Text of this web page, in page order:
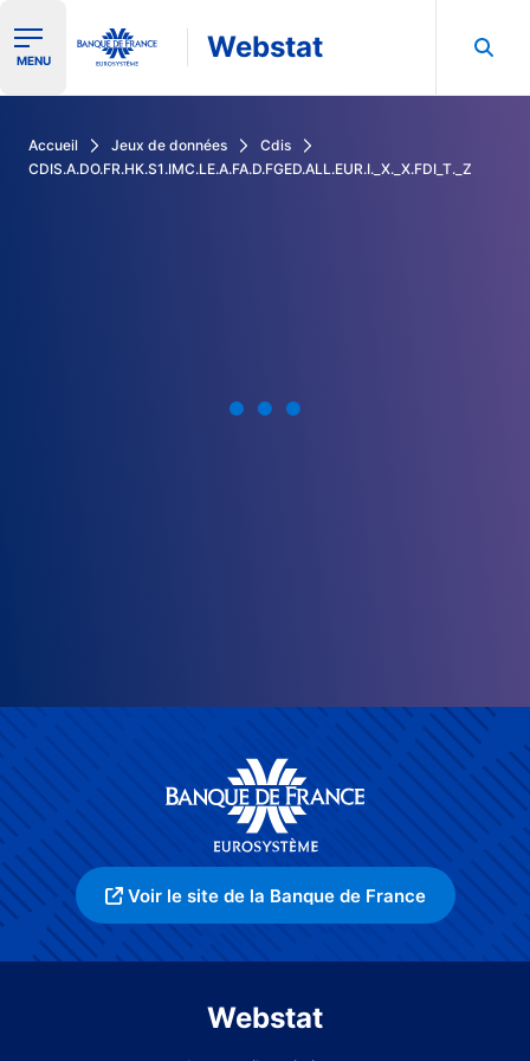
Ouvrir le menu de navigation
MENU Webstat
Accueil Jeux de données
Cdis
CDIS.A.DO.FR.HK.S1.IMC.LE.A.FA.D.FGED.ALL.EUR.I._X._X.FDI_T._Z
Voir le site de la Banque de France
Webstat